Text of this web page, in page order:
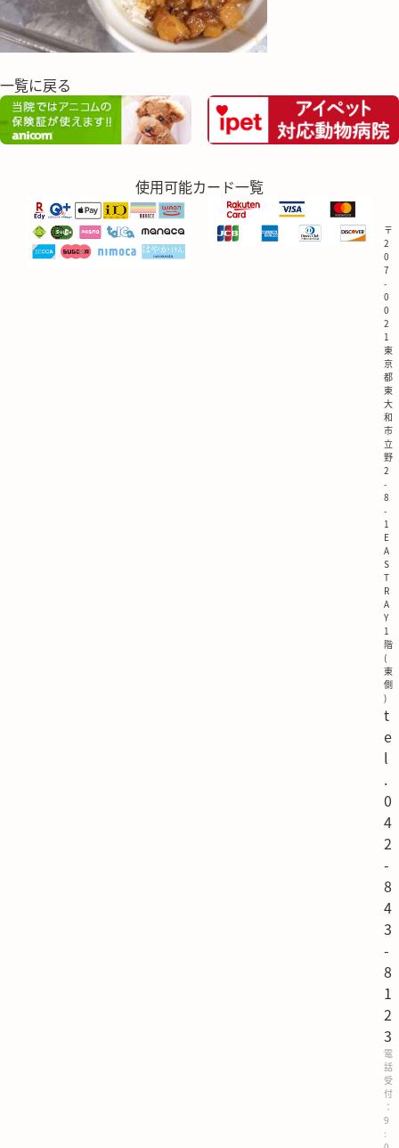
一覧に戻る
使用可能カード一覧
〒
2
0
7
-
0
0
2
1
東
京
都
東
大
和
市
立
野
2
-
8
-
1
E
A
S
T
R
A
Y
1
階
(
東
側
)
t
e
l
.
0
4
2
-
8
4
3
-
8
1
2
3
電
話
受
付
：
9
: